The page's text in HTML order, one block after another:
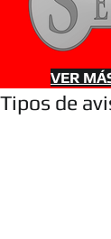
VER
Tipos de